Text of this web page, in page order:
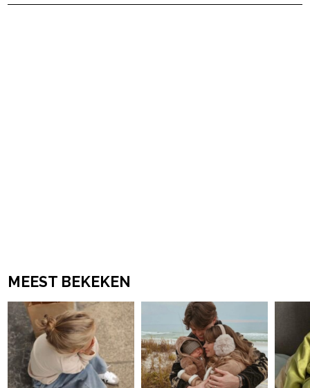
MEEST BEKEKEN